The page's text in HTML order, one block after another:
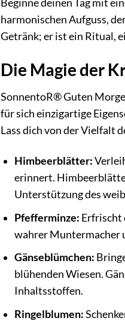
Beginne deinen Tag mit
harmonischen Aufguss,
Getränk; er ist ein Ritual,
Die Magie der
SonnentoR® Guten
für sich einzigartige
Lass dich von der Vielfalt
Himbeerblätter:
erinnert.
Unterstützung des
Pfefferminze: Erfrischt
wahrer Muntermacher
Gänseblümchen:
blühenden Wiesen.
Inhaltsstoffen.
Ringelblumen: